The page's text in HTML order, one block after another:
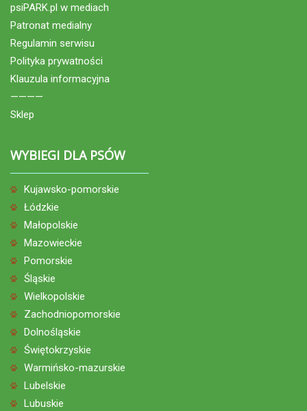
psiPARK.pl w mediach
Patronat medialny
Regulamin serwisu
Polityka prywatności
Klauzula informacyjna
————
Sklep
WYBIEGI DLA PSÓW
Kujawsko-pomorskie
Łódzkie
Małopolskie
Mazowieckie
Pomorskie
Śląskie
Wielkopolskie
Zachodniopomorskie
Dolnośląskie
Świętokrzyskie
Warmińsko-mazurskie
Lubelskie
Lubuskie